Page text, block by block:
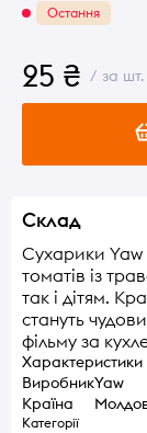
Остання
25 ₴ / за шт.
Склад
Сухарики Yaw
томатів із
так і дітям.
стануть
фільму за
Характеристики
ВиробникYaw
Країна
Категорії